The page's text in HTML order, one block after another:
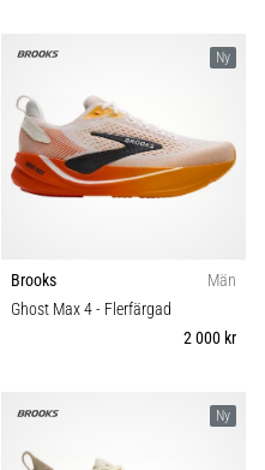
Ny
Brooks
Män
Ghost Max 4- Flerfärgad
2 000 kr
Ny